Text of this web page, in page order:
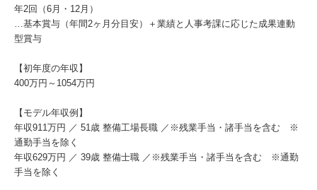
年2回（6月・12月）
…基本賞与（年間2ヶ月分目安）＋業績と人事考課に応じた成果連動
型賞与
【初年度の年収】
400万円～1054万円
【モデル年収例】
年収911万円 ／ 51歳 整備工場長職 ／※残業手当・諸手当を含む ※
通勤手当を除く
年収629万円 ／ 39歳 整備士職 ／※残業手当・諸手当を含む ※通勤
手当を除く